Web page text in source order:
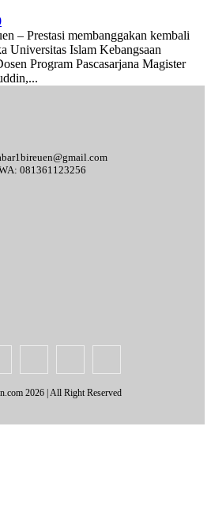
– Prestasi membanggakan kembali
Universitas Islam Kebangsaan
Program Pascasarjana Magister
081361123256
2026 | All Right Reserved